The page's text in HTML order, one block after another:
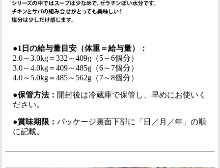
●1日の給与量目安（体重＝給与量）：
2.0～3.0kg＝332～409g（5～6個分）
3.0～4.0kg＝409～485g（6～7個分）
4.0～5.0kg＝485～562g（7～8個分）
●保管方法： 開封後は冷蔵庫で保管し、早めにお使いく
ださい。
●賞味期限：パッケージ裏面下部に「日／月／年」の順
に記載。